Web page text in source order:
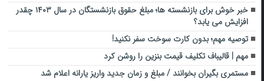
خبر خوش برای بازنشسته ها؛ مبلغ حقوق بازنشستگان در سال ۱۴۰۳ چقدر
افزایش می یابد؟
توصیه مهم؛ بدون کارت سوخت سفر نکنید!
مهم | قالیباف تکلیف قیمت بنزین را روشن کرد
مستمری بگیران بخوانند / مبلغ و زمان جدید واریز یارانه اعلام شد